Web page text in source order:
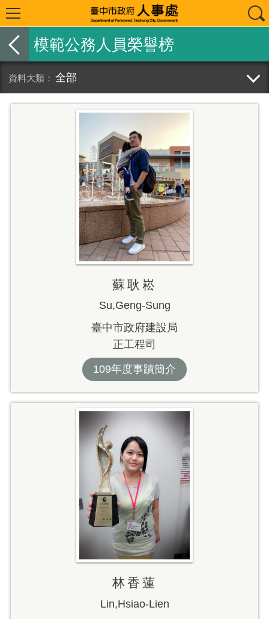
模範公務人員榮譽榜
全部
蘇耿崧
Su,Geng-Sung
臺中市政府建設局
正工程司
109年度事蹟簡介
林香蓮
Lin,Hsiao-Lien